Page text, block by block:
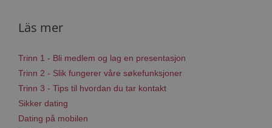
Läs mer
Trinn 1 - Bli medlem og lag en presentasjon
Trinn 2 - Slik fungerer våre søkefunksjoner
Trinn 3 - Tips til hvordan du tar kontakt
Sikker dating
Dating på mobilen